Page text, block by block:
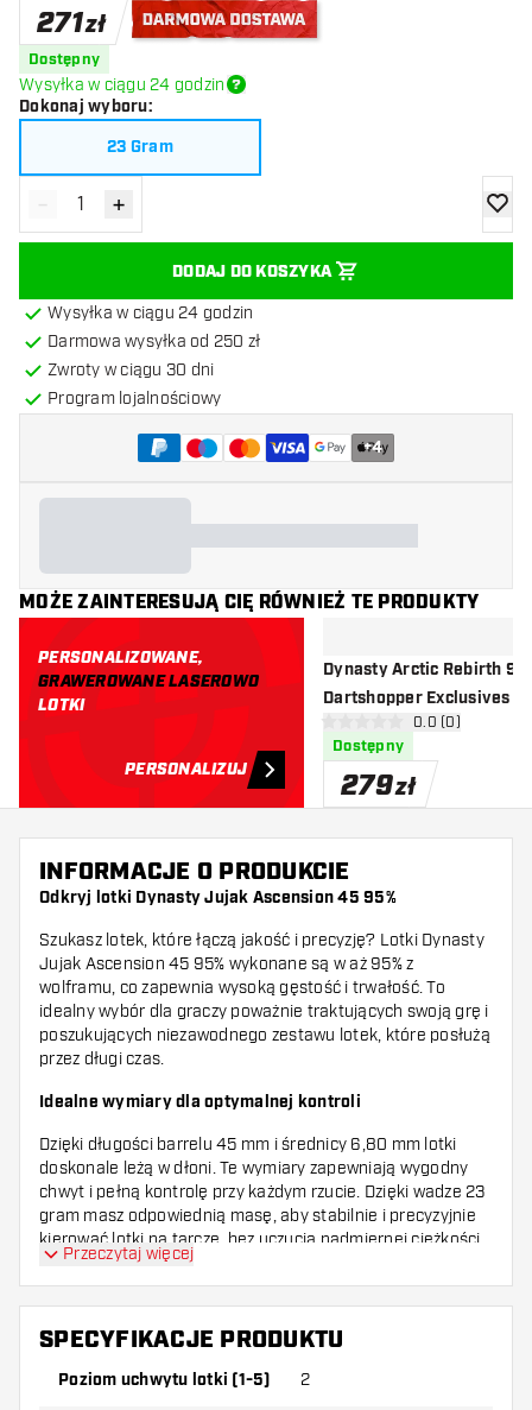
271zł
Dostępny
Wysyłka w ciągu 24 godzin
Dokonaj wyboru:
23 Gram
Zmniejsz ilość
- Zwiększ ilość
+
DODAJ DO KOSZYKA
Wysyłka w ciągu 24 godzin
Darmowa wysyłka od 250 zł
Zwroty w ciągu 30 dni
Program lojalnościowy
+4
MOŻE ZAINTERESUJĄ CIĘ RÓWNIEŻ TE PRODUKTY
PERSONALIZOWANE,
GRAWEROWANE LASEROWO
LOTKI
PERSONALIZUJ
Dynasty Arctic Rebirth
Dartshopper Exclusives -
otwórz panel
0 gwiazdki oceny0.0 (0)
Dostępny
279zł
INFORMACJE O PRODUKCIE
Odkryj lotki Dynasty Jujak Ascension 45 95%
Szukasz lotek, które łączą jakość i precyzję? Lotki Dynasty
Jujak Ascension 45 95% wykonane są w aż 95% z
wolframu, co zapewnia wysoką gęstość i trwałość. To
idealny wybór dla graczy poważnie traktujących swoją grę i
poszukujących niezawodnego zestawu lotek, które posłużą
przez długi czas.
Idealne wymiary dla optymalnej kontroli
Dzięki długości barrelu 45 mm i średnicy 6,80 mm lotki
doskonale leżą w dłoni. Te wymiary zapewniają wygodny
chwyt i pełną kontrolę przy każdym rzucie. Dzięki wadze 23
gram masz odpowiednią masę, aby stabilnie i precyzyjnie
kierować lotki na tarczę, bez uczucia nadmiernej ciężkości.
Stylowy design i profesjonalny wygląd
nowoczesnym i eleganckim designem. Połączenie srebra z
czerwonymi akcentami nadaje im profesjonalny i sportowy
Przeczytaj więcej
SPECYFIKACJE PRODUKTU
Poziom uchwytu lotki (1-5) 2